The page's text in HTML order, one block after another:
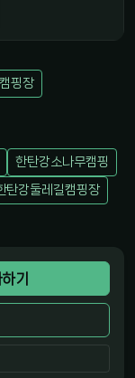
핑장
한탄강소나무캠핑
탄강둘레길캠핑장
기